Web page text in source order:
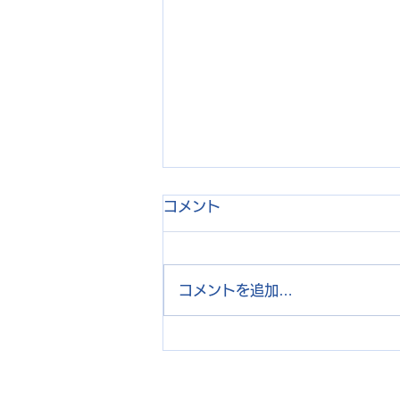
JETROのGlabal Startup
コメント
コメントを追加…